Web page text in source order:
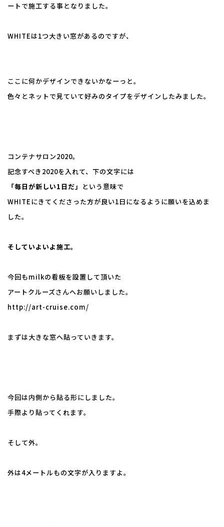
ートで施工する事となりました。
WHITEは1つ大きい窓があるのですが、
ここに何かデザインできないかなーっと。
色々とネットで見ていて好みのタイプをデザインしたみました。
コンテナサロン2020。
記念すべき2020を入れて、下の文字には
「毎日が新しい1日だ」 という意味で
WHITEにきてくださった方が良い1日になるように願いを込めま
した。
そしていよいよ施工。
今回もmilkの看板を設置して頂いた
アートクルーズさんへお願いしました。
http://art-cruise.com/
まずは大きな窓へ貼っていきます。
今回は内側から貼る形にしました。
手際より貼ってくれます。
そして外。
外は4メートルもの文字が入りますよ。